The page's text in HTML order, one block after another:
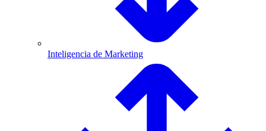
Inteligencia de Marketing